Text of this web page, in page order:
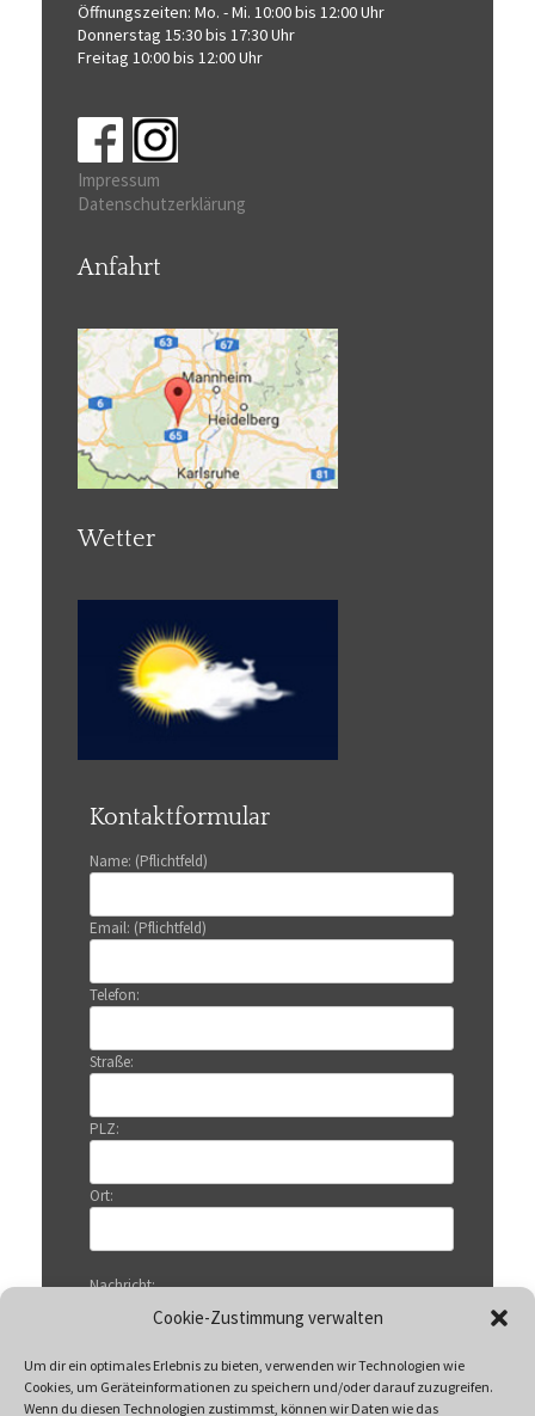
Cookie-Zustimmung verwalten
Um dir ein optimales Erlebnis zu bieten, verwenden wir Technologien wie
Cookies, um Geräteinformationen zu speichern und/oder darauf zuzugreifen.
Wenn du diesen Technologien zustimmst, können wir Daten wie das
Öffnungszeiten: Mo. - Mi. 10:00 bis 12:00 Uhr
Donnerstag 15:30 bis 17:30 Uhr
Freitag 10:00 bis 12:00 Uhr
Impressum
Datenschutzerklärung
Anfahrt
Wetter
Kontaktformular
Name: (Pflichtfeld)
Email: (Pflichtfeld)
Telefon:
Straße:
PLZ:
Ort:
Nachricht: